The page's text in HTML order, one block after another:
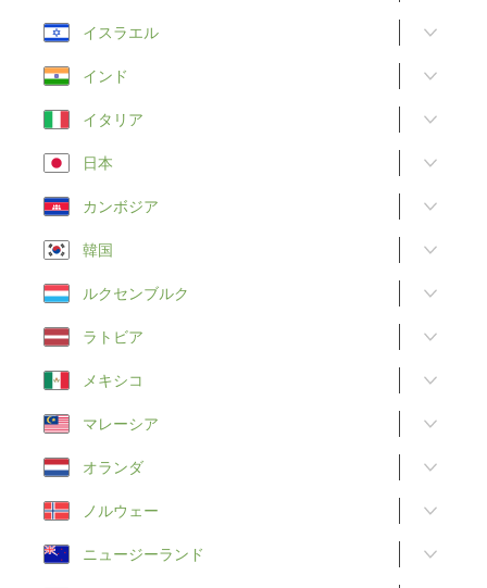
イスラエル
インド
イタリア
日本
カンボジア
韓国
ルクセンブルク
ラトビア
メキシコ
マレーシア
オランダ
ノルウェー
ニュージーランド